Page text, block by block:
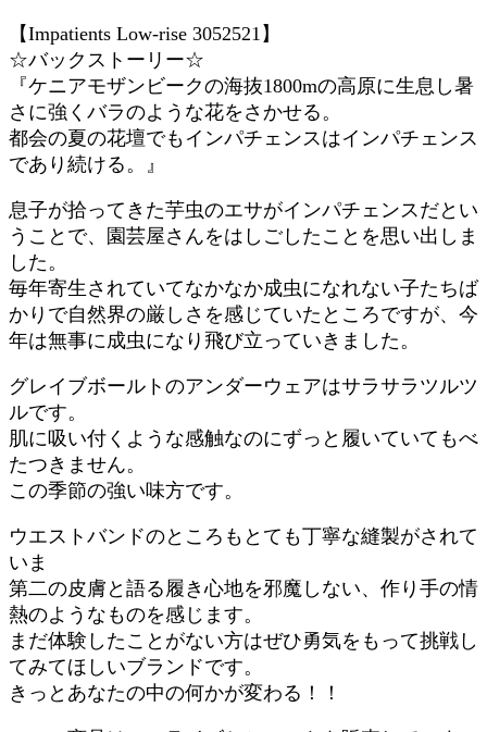
【Impatients Low-rise 3052521】
☆バックストーリー☆
『ケニアモザンビークの海抜1800mの高原に生息し暑
さに強くバラのような花をさかせる。
都会の夏の花壇でもインパチェンスはインパチェンス
であり続ける。』
息子が拾ってきた芋虫のエサがインパチェンスだとい
うことで、園芸屋さんをはしごしたことを思い出しま
した。
毎年寄生されていてなかなか成虫になれない子たちば
かりで自然界の厳しさを感じていたところですが、今
年は無事に成虫になり飛び立っていきました。
グレイブボールトのアンダーウェアはサラサラツルツ
ルです。
肌に吸い付くような感触なのにずっと履いていてもべ
たつきません。
この季節の強い味方です。
ウエストバンドのところもとても丁寧な縫製がされて
いま
第二の皮膚と語る履き心地を邪魔しない、作り手の情
熱のようなものを感じます。
まだ体験したことがない方はぜひ勇気をもって挑戦し
てみてほしいブランドです。
きっとあなたの中の何かが変わる！！